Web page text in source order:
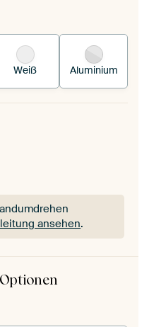
Textiltuch in
Weiß Aluminium
ansehen.
ansehen